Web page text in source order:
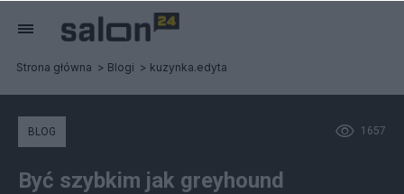
Strona główna Blogi kuzynka.edyta
1657
BLOG
Być szybkim jak greyhound